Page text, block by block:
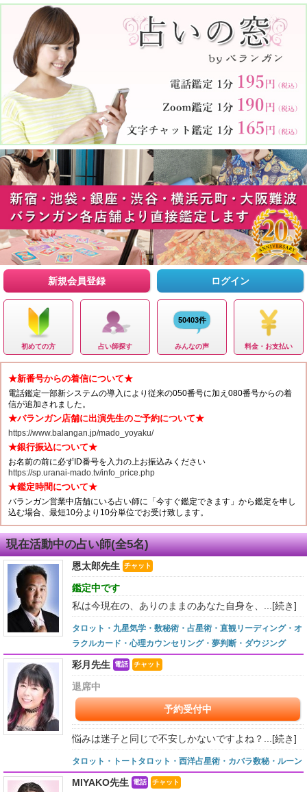
新規会員登録 ログイン
初めての方 占い師探す
50403件
みんなの声 料金・お支払い
★新番号からの着信について★
電話鑑定一部新システムの導入により従来の050番号に加え080番号からの着
信が追加されました。
★バランガン店舗に出演先生のご予約について★
https://www.balangan.jp/mado_yoyaku/
★銀行振込について★
お名前の前に必ずID番号を入力の上お振込みください
https://sp.uranai-mado.tv/info_price.php
★鑑定時間について★
バランガン営業中店舗にいる占い師に「今すぐ鑑定できます」から鑑定を申し
込む場合、最短10分より10分単位でお受け致します。
現在活動中の占い師(全5名)
恩太郎先生 チャット
鑑定中です
私は今現在の、ありのままのあなた自身を、... [続き]
タロット・九星気学・数秘術・占星術・直観リーディング・オ
ラクルカード・心理カウンセリング・夢判断・ダウジング
彩月先生 電話 チャット
退席中
予約受付中
悩みは迷子と同じで不安しかないですよね？... [続き]
タロット・トートタロット・西洋占星術・カバラ数秘・ルーン
MIYAKO先生 電話 チャット